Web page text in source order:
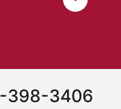
398-3406